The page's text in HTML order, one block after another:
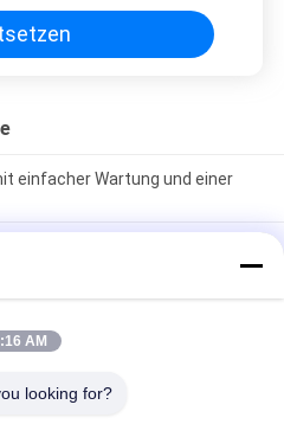
einfacher Wartung und einer
Bodenfliese mit glatter
bietet, die resistent
ist
Porzellanfliesen
Wahl Langlebige Oberfläche
AM
looking for?